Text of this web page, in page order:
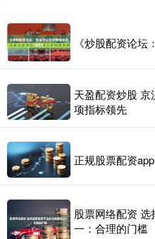
《炒股配资论坛
天盈配资炒股
项指标领先
正规股票配资
股票网络配资 选
一：合理的门槛